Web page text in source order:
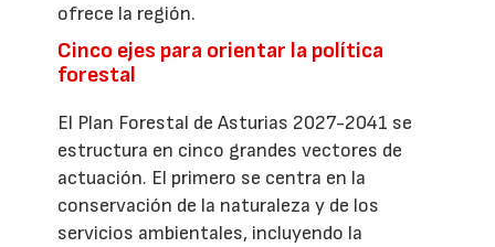
ofrece la región.
Cinco ejes para orientar la política
forestal
El Plan Forestal de Asturias 2027-2041 se
estructura en cinco grandes vectores de
actuación. El primero se centra en la
conservación de la naturaleza y de los
servicios ambientales, incluyendo la